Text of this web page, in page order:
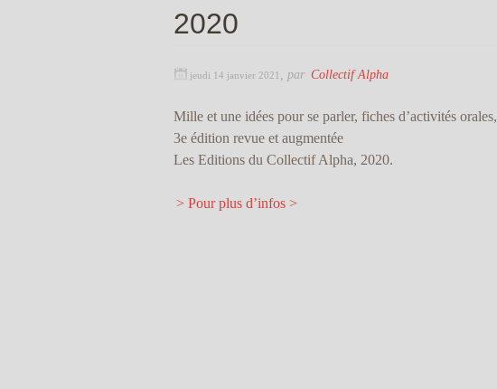
2020
jeudi 14 janvier 2021 par Collectif Alpha
Mille et une idées pour se parler, fiches d’activités orales,
3e édition revue et augmentée
Les Editions du Collectif Alpha, 2020.
> Pour plus d’infos >